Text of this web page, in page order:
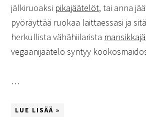
jälkiruoaksi pikajäätelöt, tai anna
pyöräyttää ruokaa laittaessasi ja
herkullista vähähiilarista
vegaanijäätelö syntyy
…
LUE LISÄÄ »